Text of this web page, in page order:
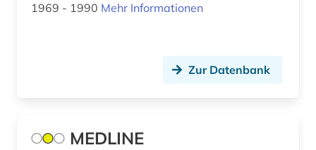
aufsatz (3)
augustinus (1)
1969 - 1990 Mehr Informationen
Zur Datenbank
MEDLINE